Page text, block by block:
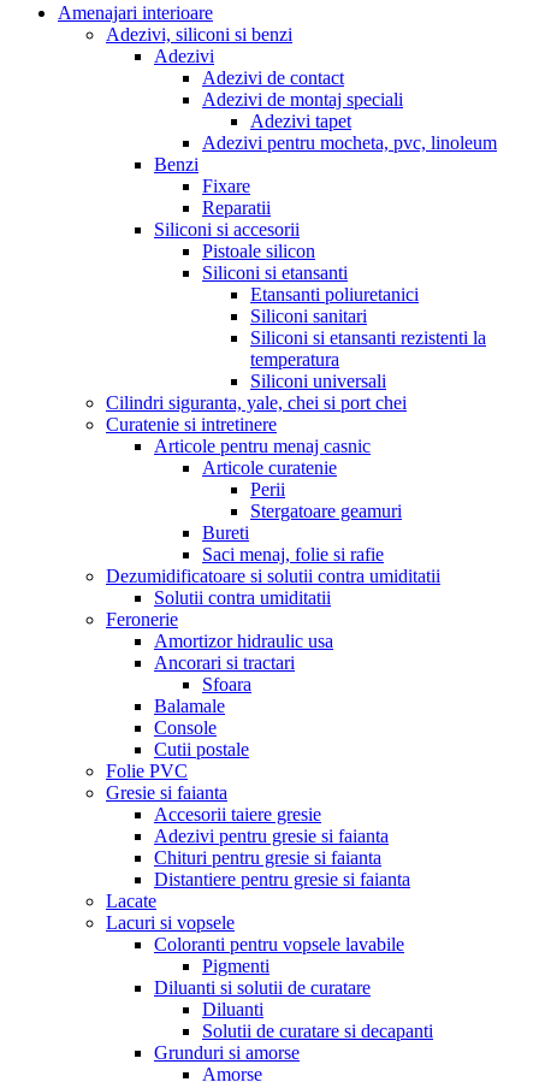
Amenajari interioare
Adezivi, siliconi si benzi
Adezivi
Adezivi de contact
Adezivi de montaj speciali
Adezivi tapet
Adezivi pentru mocheta, pvc, linoleum
Benzi
Fixare
Reparatii
Siliconi si accesorii
Pistoale silicon
Siliconi si etansanti
Etansanti poliuretanici
Siliconi sanitari
Siliconi si etansanti rezistenti la
temperatura
Siliconi universali
Cilindri siguranta, yale, chei si port chei
Curatenie si intretinere
Articole pentru menaj casnic
Articole curatenie
Perii
Stergatoare geamuri
Bureti
Saci menaj, folie si rafie
Dezumidificatoare si solutii contra umiditatii
Solutii contra umiditatii
Feronerie
Amortizor hidraulic usa
Ancorari si tractari
Sfoara
Balamale
Console
Cutii postale
Folie PVC
Gresie si faianta
Accesorii taiere gresie
Adezivi pentru gresie si faianta
Chituri pentru gresie si faianta
Distantiere pentru gresie si faianta
Lacate
Lacuri si vopsele
Coloranti pentru vopsele lavabile
Pigmenti
Diluanti si solutii de curatare
Diluanti
Solutii de curatare si decapanti
Grunduri si amorse
Amorse